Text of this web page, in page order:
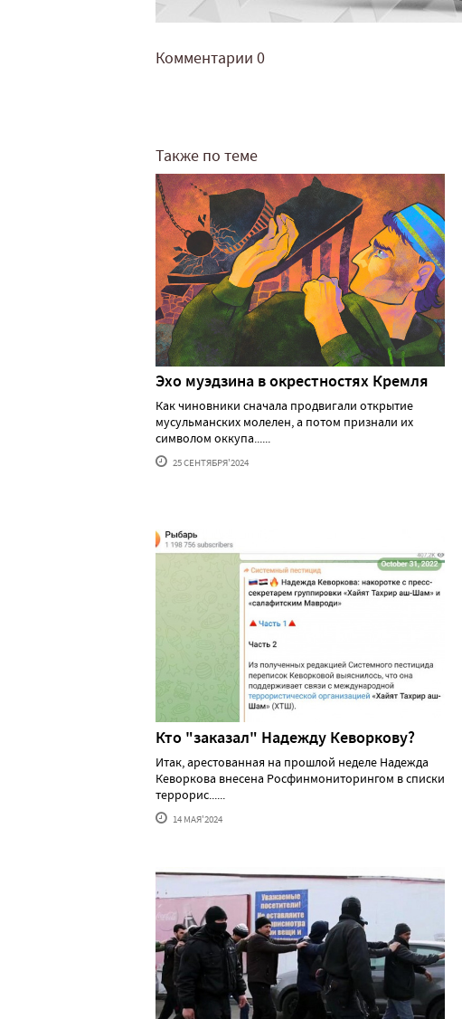
Комментарии 0
Также по теме
Эхо муэдзина в окрестностях Кремля
Как чиновники сначала продвигали открытие
мусульманских молелен, а потом признали их
символом оккупа......
25 СЕНТЯБРЯ'2024
Кто "заказал" Надежду Кеворкову?
Итак, арестованная на прошлой неделе Надежда
Кеворкова внесена Росфинмониторингом в списки
террорис......
14 МАЯ'2024